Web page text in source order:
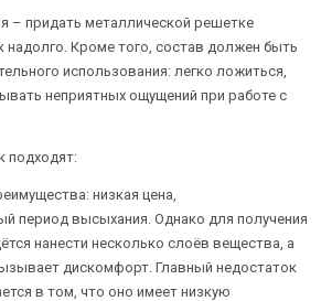
с 08:00 до 24:00
409-24-70
– придать металлической решетке
надолго. Кроме того, состав должен быть
использования: легко ложиться,
неприятных ощущений при работе с
подходят:
низкая цена,
период высыхания. Однако для получения
нанести несколько слоёв вещества, а
дискомфорт. Главный недостаток
в том, что оно имеет низкую